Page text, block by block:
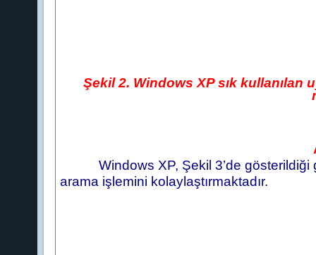
Şekil 2. Windows XP sık kullanılan
Windows XP, Şekil 3’de
arama işlemini kolaylaştırmaktadır.